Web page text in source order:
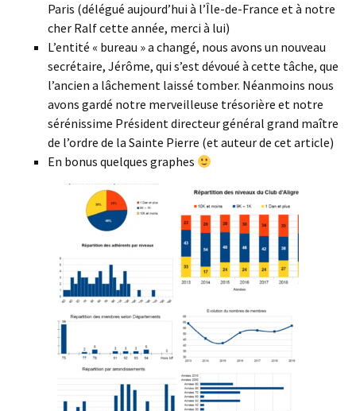
Paris (délégué aujourd’hui à l’Île-de-France et à notre
cher Ralf cette année, merci à lui)
L’entité « bureau » a changé, nous avons un nouveau
secrétaire, Jérôme, qui s’est dévoué à cette tâche, que
l’ancien a lâchement laissé tomber. Néanmoins nous
avons gardé notre merveilleuse trésorière et notre
sérénissime Président directeur général grand maître
de l’ordre de la Sainte Pierre (et auteur de cet article)
En bonus quelques graphes